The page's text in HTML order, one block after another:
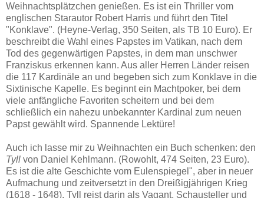
Weihnachtsplätzchen genießen. Es ist ein Thriller vom
englischen Starautor Robert Harris und führt den Titel
"Konklave". (Heyne-Verlag, 350 Seiten, als TB 10 Euro). Er
beschreibt die Wahl eines Papstes im Vatikan, nach dem
Tod des gegenwärtigen Papstes, in dem man unschwer
Franziskus erkennen kann. Aus aller Herren Länder reisen
die 117 Kardinäle an und begeben sich zum Konklave in die
Sixtinische Kapelle. Es beginnt ein Machtpoker, bei dem
viele anfängliche Favoriten scheitern und bei dem
schließlich ein nahezu unbekannter Kardinal zum neuen
Papst gewählt wird. Spannende Lektüre!
Auch ich lasse mir zu Weihnachten ein Buch schenken: den
Tyll von Daniel Kehlmann. (Rowohlt, 474 Seiten, 23 Euro).
Es ist die alte Geschichte vom Eulenspiegel", aber in neuer
Aufmachung und zeitversetzt in den Dreißigjährigen Krieg
(1618 - 1648). Tyll reist darin als Vagant, Schausteller und